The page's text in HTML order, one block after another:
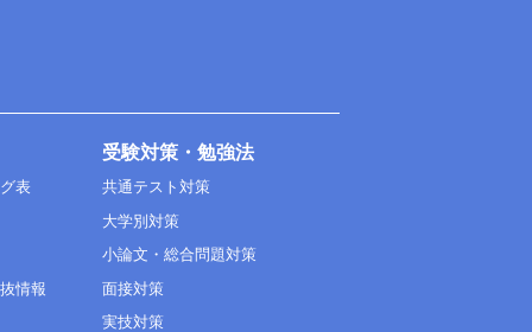
表
情報
受験対策・勉強法
共通テスト対策
大学別対策
小論文・総合問題対策
面接対策
実技対策